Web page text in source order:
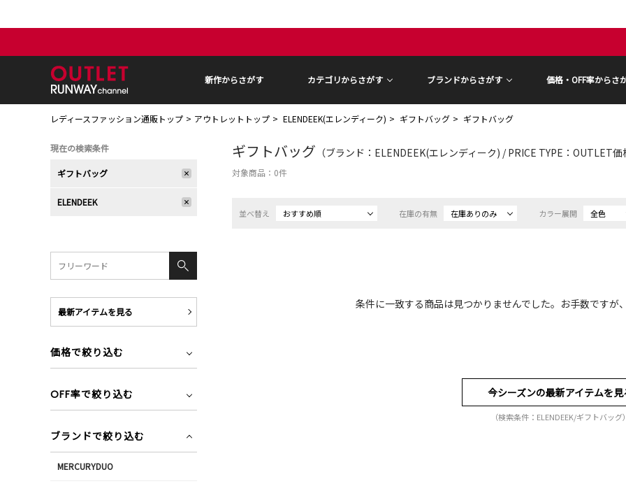
新作からさがす カテゴリからさがす ブランドからさがす 価格・OFF率からさ
レディースファッション通販トップ アウトレットトップ ELENDEEK(エレンディーク) ギフトバッグ ギフトバッグ
ギフトバッグ （ブランド：ELENDEEK(エレンディーク) / PRICE TYPE：OUTLET価
対象商品： 0件
並べ替え おすすめ順 在庫の有無 在庫ありのみ カラー展開 全色
条件に一致する商品は見つかりませんでした。お手数ですが
今シーズンの最新アイテムを見
（検索条件：ELENDEEK/ギフトバッグ）
現在の検索条件
ギフトバッグ
ELENDEEK
最新アイテムを見る
価格で絞り込む
OFF率で絞り込む
ブランドで絞り込む
MERCURYDUO